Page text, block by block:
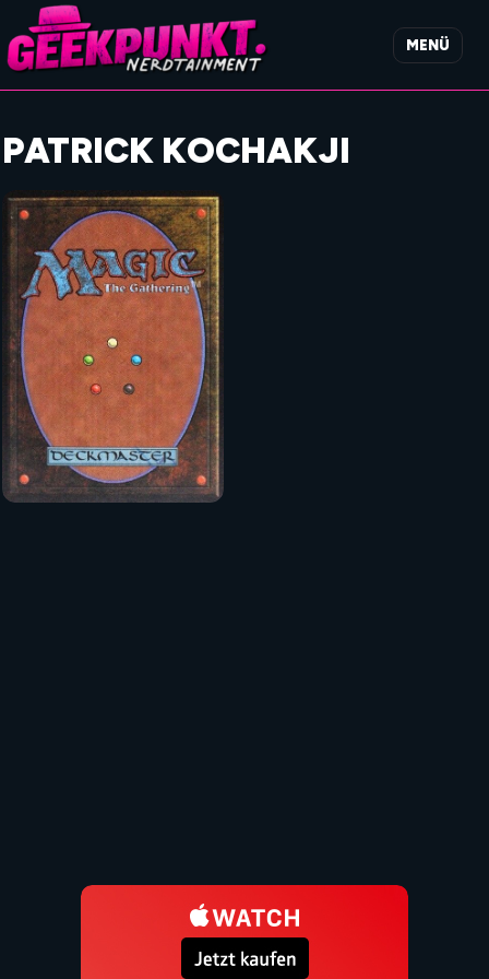
MENÜ
PATRICK KOCHAKJI